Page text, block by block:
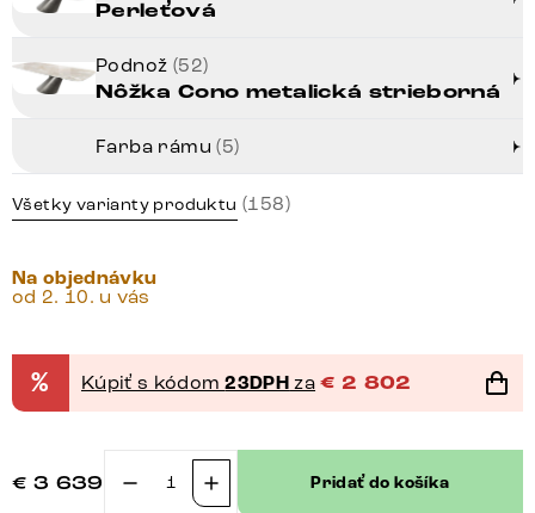
Perleťová
Podnož (52)
Nôžka Cono metalická strieborná
Farba rámu(5)
Všetky varianty produktu (158)
Na objednávku
od 2. 10. u vás
% Kúpiť s kódom23DPH za € 2 802
€ 3 639
množstvo
Pridať do košíka